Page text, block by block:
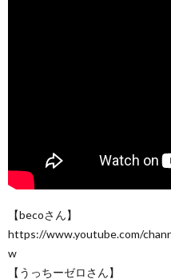
【becoさん】
https://www.youtube.com/
w
【うっちーゼロさん】